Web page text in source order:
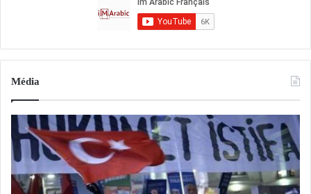
Média